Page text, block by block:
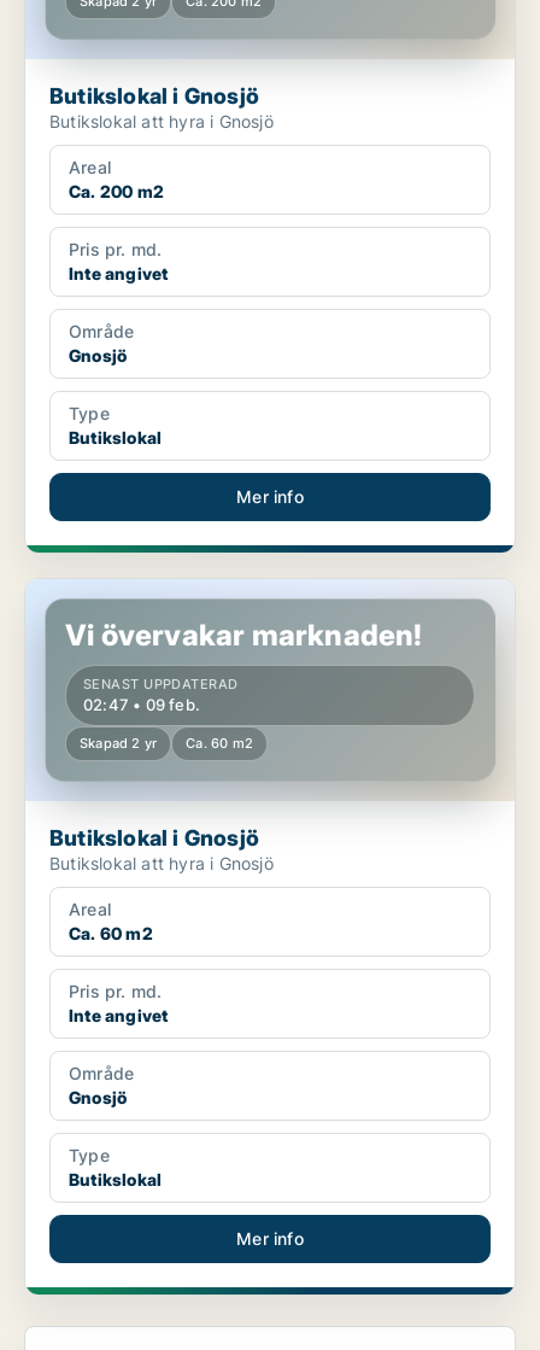
Butikslokal i Gnosjö
Butikslokal att hyra i Gnosjö
Areal
Ca. 200 m2
Pris pr. md.
Inte angivet
Område
Gnosjö
Type
Butikslokal
Mer info
Butikslokal i Gnosjö
Vi övervakar marknaden!
SENAST UPPDATERAD
02:47 • 09 feb.
Skapad 2 yr Ca. 60 m2
Butikslokal i Gnosjö
Butikslokal att hyra i Gnosjö
Areal
Ca. 60 m2
Pris pr. md.
Inte angivet
Område
Gnosjö
Type
Butikslokal
Mer info